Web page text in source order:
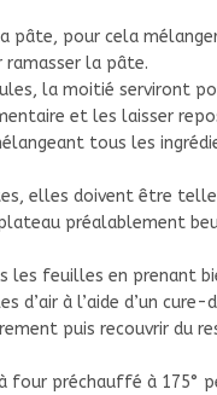
pâte, pour cela
la pâte.
la moitié serviront
et les laisser
tous les
elles doivent être
préalablement
feuilles en prenant
d’air à l’aide d’un cure-
puis recouvrir du
four préchauffé à 175°